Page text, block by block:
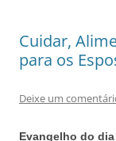
Cuidar,
para os
Deixe um
Evangelho do dia